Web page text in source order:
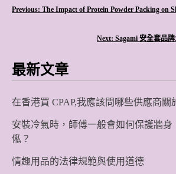
文
覽
Previous: The Impact of Protein Powder Packing on
Next: Sagami 安全套品
最新文章
在香港買 CPAP,我應該問哪些供應商關
安裝冷氣時，師傅一般會如何保護牆身
俬？
情趣用品的法律規範與使用道德